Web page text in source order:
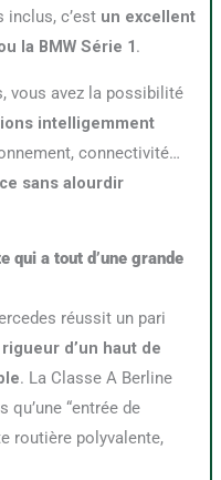
inclus, c’est un excellent
la BMW Série 1 .
intelligemment
connectivité…
sans alourdir
qui a tout d’une grande
d’un haut de
. La Classe A Berline
qu’une “entrée de
routière polyvalente,